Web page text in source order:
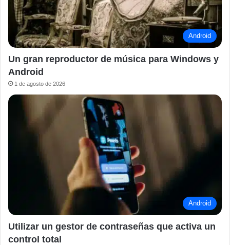
Android
Un gran reproductor de música para Windows y
Android
1 de agosto de 2026
Android
Utilizar un gestor de contraseñas que activa un
control total